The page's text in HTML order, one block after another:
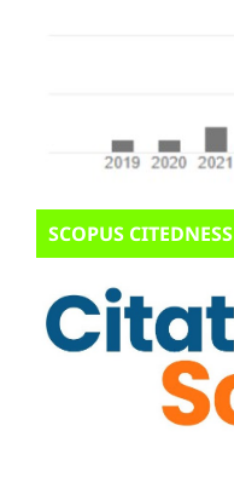
SCOPUS CITEDNESS